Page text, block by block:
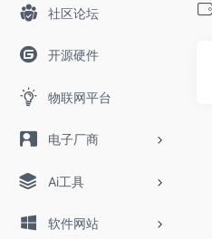
社区论坛
开源硬件
物联网平台
电子厂商
Ai工具
软件网站